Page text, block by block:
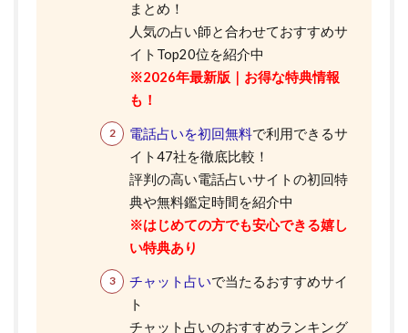
まとめ！
人気の占い師と合わせておすすめサ
イトTop20位を紹介中
※2026年最新版｜お得な特典情報
も！
電話占いを初回無料で利用できるサ
イト47社を徹底比較！
評判の高い電話占いサイトの初回特
典や無料鑑定時間を紹介中
※はじめての方でも安心できる嬉し
い特典あり
チャット占いで当たるおすすめサイ
ト
チャット占いのおすすめランキング